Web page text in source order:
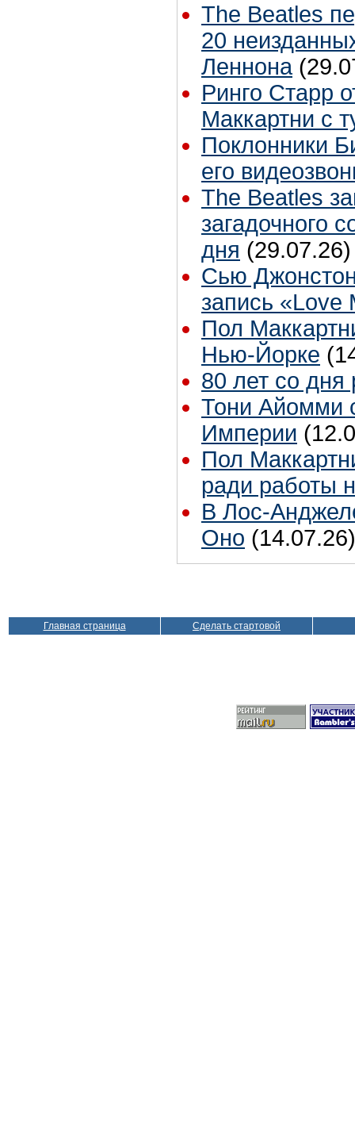
The Beatles
20
Леннона
Ринго Старр
Маккартни с
Поклонники
его
The Beatles
загадочного
дня (29.07.26)
Сью
запись «Love
Пол
Нью-Йорке
80 лет со
Тони Айомми
Империи
Пол
ради работы
В Лос-
Оно (14.07.26)
Главная страница Сделать стартовой